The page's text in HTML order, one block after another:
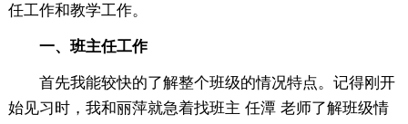
任工作和教学工作。
一、班主任工作
首先我能较快的了解整个班级的情况特点。记得刚开
始见习时，我和丽萍就急着找班主 任潭 老师了解班级情